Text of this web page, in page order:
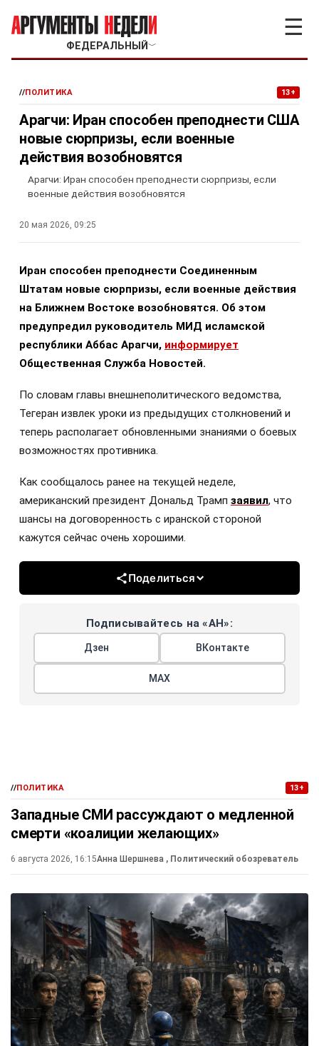
ФЕДЕРАЛЬНЫЙ ﹀
☰
//ПОЛИТИКА 13+
Арагчи: Иран способен преподнести США
новые сюрпризы, если военные
действия возобновятся
Арагчи: Иран способен преподнести сюрпризы, если
военные действия возобновятся
20 мая 2026, 09:25
Иран способен преподнести Соединенным
Штатам новые сюрпризы, если военные действия
на Ближнем Востоке возобновятся. Об этом
предупредил руководитель МИД исламской
республики Аббас Арагчи, информирует
Общественная Служба Новостей.
По словам главы внешнеполитического ведомства,
Тегеран извлек уроки из предыдущих столкновений и
теперь располагает обновленными знаниями о боевых
возможностях противника.
Как сообщалось ранее на текущей неделе,
американский президент Дональд Трамп заявил, что
шансы на договоренность с иранской стороной
кажутся сейчас очень хорошими.
Поделиться
Подписывайтесь на «АН»:
Дзен ВКонтакте
МАХ
//ПОЛИТИКА 13+
Западные СМИ рассуждают о медленной
смерти «коалиции желающих»
6 августа 2026, 16:15Анна Шершнева , Политический обозреватель